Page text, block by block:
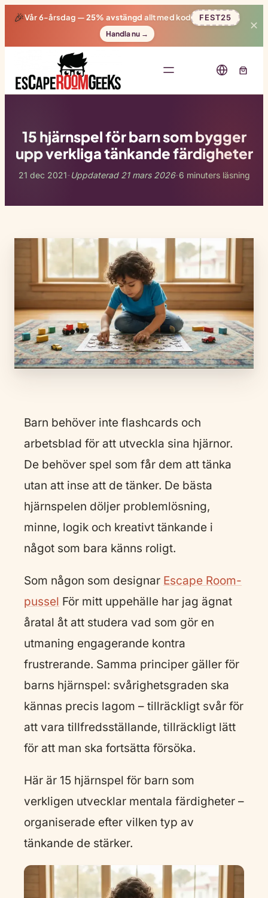
🎉Vår 6-årsdag —25% avstängd allt med kod FEST25
Handla nu →
✕
15 hjärnspel för barn som bygger
upp verkliga tänkande färdigheter
21 dec 2021- Uppdaterad 21 mars 2026-6 minuters läsning
Barn behöver inte flashcards och
arbetsblad för att utveckla sina hjärnor.
De behöver spel som får dem att tänka
utan att inse att de tänker. De bästa
hjärnspelen döljer problemlösning,
minne, logik och kreativt tänkande i
något som bara känns roligt.
Som någon som designar Escape Room-
pussel För mitt uppehälle har jag ägnat
åratal åt att studera vad som gör en
utmaning engagerande kontra
frustrerande. Samma principer gäller för
barns hjärnspel: svårighetsgraden ska
kännas precis lagom – tillräckligt svår för
att vara tillfredsställande, tillräckligt lätt
för att man ska fortsätta försöka.
Här är 15 hjärnspel för barn som
verkligen utvecklar mentala färdigheter –
organiserade efter vilken typ av
tänkande de stärker.